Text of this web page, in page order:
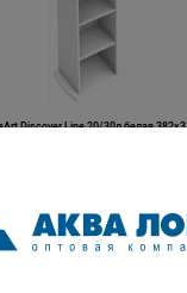
Discover Line 20/30л белая